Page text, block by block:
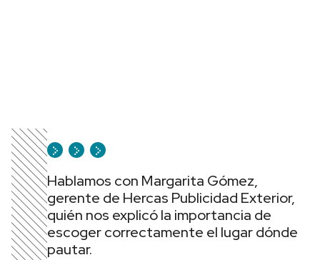
Hablamos con Margarita Gómez,
gerente de Hercas Publicidad Exterior,
quién nos explicó la importancia de
escoger correctamente el lugar dónde
pautar.